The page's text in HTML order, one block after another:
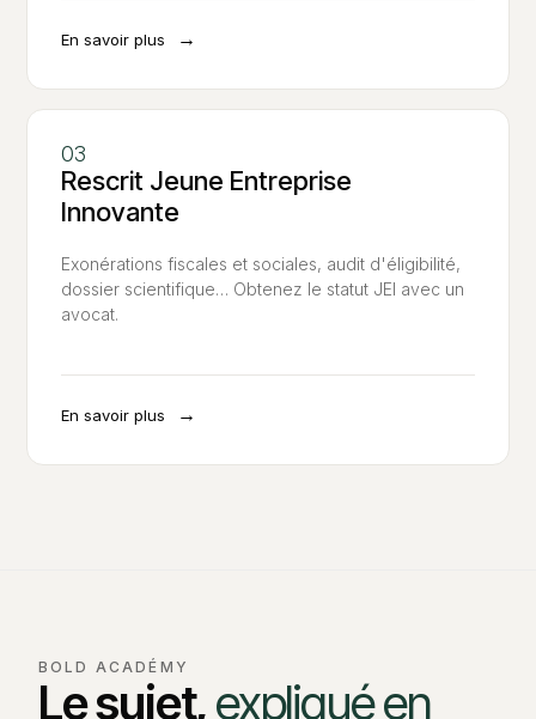
En savoir plus →
Rescrit Jeune Entreprise
Innovante
Exonérations fiscales et sociales, audit d'éligibilité,
dossier scientifique… Obtenez le statut JEI avec un
avocat.
En savoir plus →
BOLD ACADÉMY
Le sujet,expliqué en